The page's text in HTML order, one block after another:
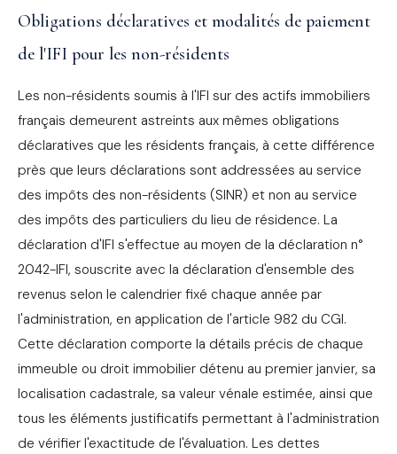
Obligations déclaratives et modalités de paiement
de l'IFI pour les non-résidents
Les non-résidents soumis à l'IFI sur des actifs immobiliers
français demeurent astreints aux mêmes obligations
déclaratives que les résidents français, à cette différence
près que leurs déclarations sont addressées au service
des impôts des non-résidents (SINR) et non au service
des impôts des particuliers du lieu de résidence. La
déclaration d'IFI s'effectue au moyen de la déclaration n°
2042-IFI, souscrite avec la déclaration d'ensemble des
revenus selon le calendrier fixé chaque année par
l'administration, en application de l'article 982 du CGI.
Cette déclaration comporte la détails précis de chaque
immeuble ou droit immobilier détenu au premier janvier, sa
localisation cadastrale, sa valeur vénale estimée, ainsi que
tous les éléments justificatifs permettant à l'administration
de vérifier l'exactitude de l'évaluation. Les dettes